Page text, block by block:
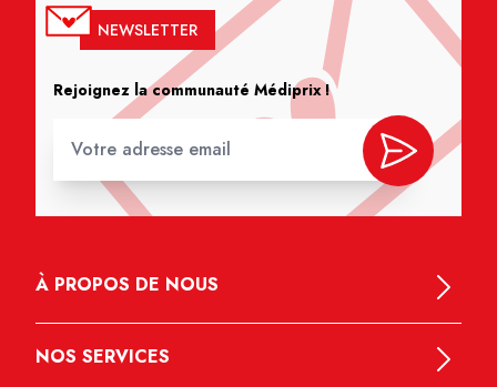
NEWSLETTER
Rejoignez la communauté Médiprix !
À PROPOS DE NOUS
NOS SERVICES